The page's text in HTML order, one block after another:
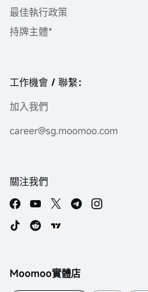
最佳執行政策
持牌主體*
工作機會 / 聯繫：
加入我們
career@sg.moomoo.com
關注我們
Moomoo實體店